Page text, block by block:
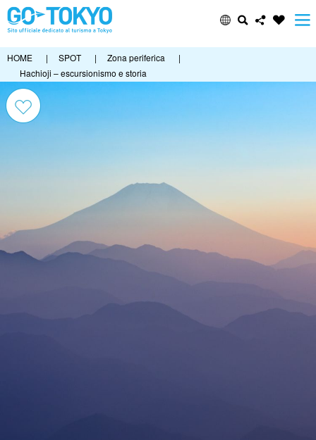
HOME | SPOT | Zona periferica
|
Hachioji – escursionismo e storia